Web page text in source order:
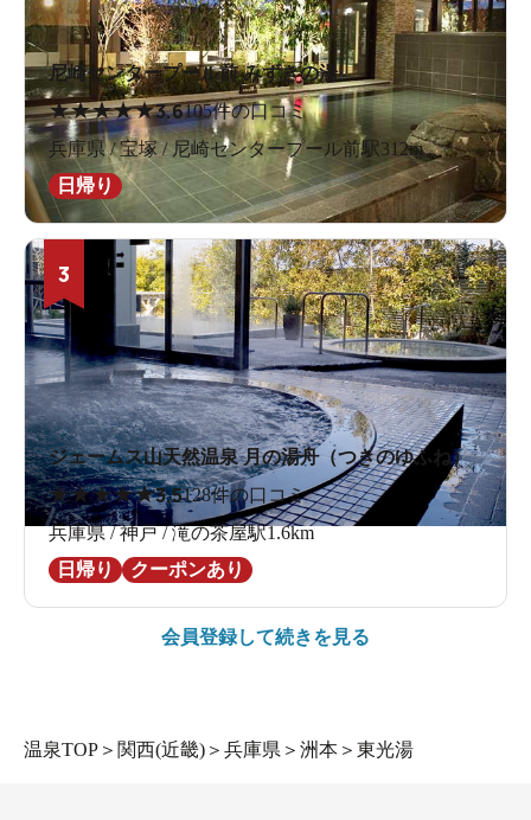
尼崎センタープール前 みずきの湯
★★★★★3.6105件の口コミ
兵庫県 / 宝塚 / 尼崎センタープール前駅312m
日帰り
3
ジェームス山天然温泉 月の湯舟（つきのゆふね）
★★★★★3.5128件の口コミ
兵庫県 / 神戸 / 滝の茶屋駅1.6km
日帰り
クーポンあり
会員登録して続きを見る
温泉TOP ＞ 関西(近畿) ＞ 兵庫県 ＞ 洲本 ＞ 東光湯